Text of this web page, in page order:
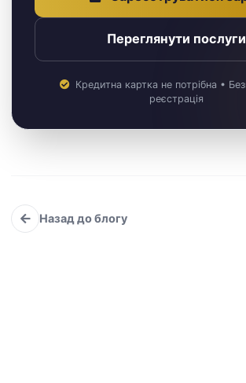
Переглянути послуги
Кредитна картка не потрібна •
реєстрація
Назад до блогу